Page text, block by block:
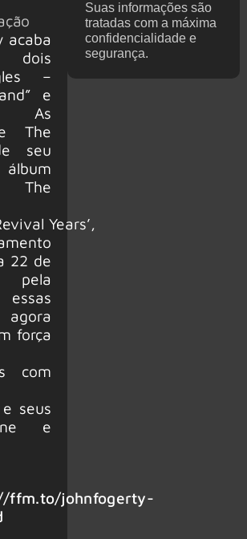
acaba
dois
–
e
As
The
seu
The
Years’,
22 de
força
com
seus
e
ffm.to/johnfogerty-
Suas informações são
tratadas com a máxima
confidencialidade e
segurança.